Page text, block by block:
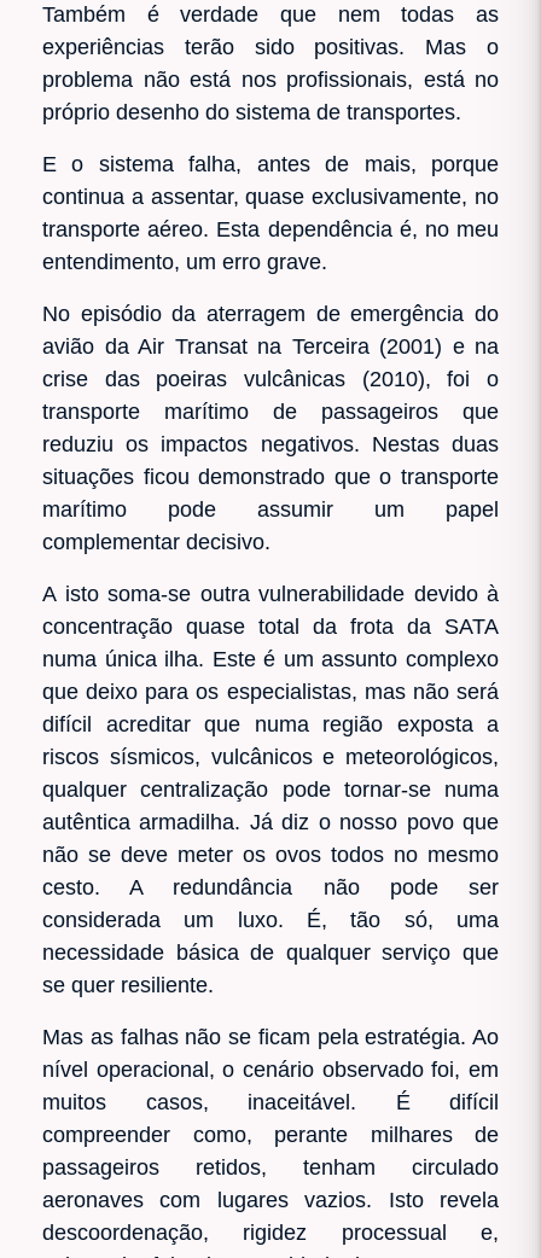
Também é verdade que nem todas as
experiências terão sido positivas. Mas o
problema não está nos profissionais, está no
próprio desenho do sistema de transportes.
E o sistema falha, antes de mais, porque
continua a assentar, quase exclusivamente, no
transporte aéreo. Esta dependência é, no meu
entendimento, um erro grave.
No episódio da aterragem de emergência do
avião da Air Transat na Terceira (2001) e na
crise das poeiras vulcânicas (2010), foi o
transporte marítimo de passageiros que
reduziu os impactos negativos. Nestas duas
situações ficou demonstrado que o transporte
marítimo pode assumir um papel
complementar decisivo.
A isto soma-se outra vulnerabilidade devido à
concentração quase total da frota da SATA
numa única ilha. Este é um assunto complexo
que deixo para os especialistas, mas não será
difícil acreditar que numa região exposta a
riscos sísmicos, vulcânicos e meteorológicos,
qualquer centralização pode tornar-se numa
autêntica armadilha. Já diz o nosso povo que
não se deve meter os ovos todos no mesmo
cesto. A redundância não pode ser
considerada um luxo. É, tão só, uma
necessidade básica de qualquer serviço que
se quer resiliente.
Mas as falhas não se ficam pela estratégia. Ao
nível operacional, o cenário observado foi, em
muitos casos, inaceitável. É difícil
compreender como, perante milhares de
passageiros retidos, tenham circulado
aeronaves com lugares vazios. Isto revela
descoordenação, rigidez processual e,